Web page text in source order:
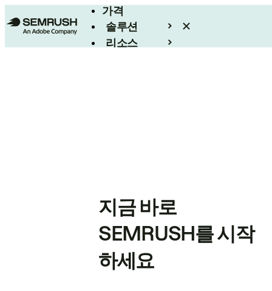
가격
솔루션
리소스
지금 바로
SEMRUSH를 시작
하세요